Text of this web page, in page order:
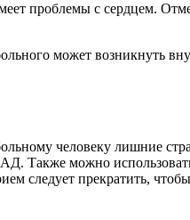
проблемы с сердцем.
может возникнуть
человеку лишние
Также можно
следует прекратить,